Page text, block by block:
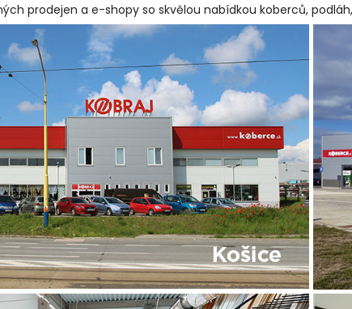
prodejen a e-shopy so skvělou nabídkou koberců,